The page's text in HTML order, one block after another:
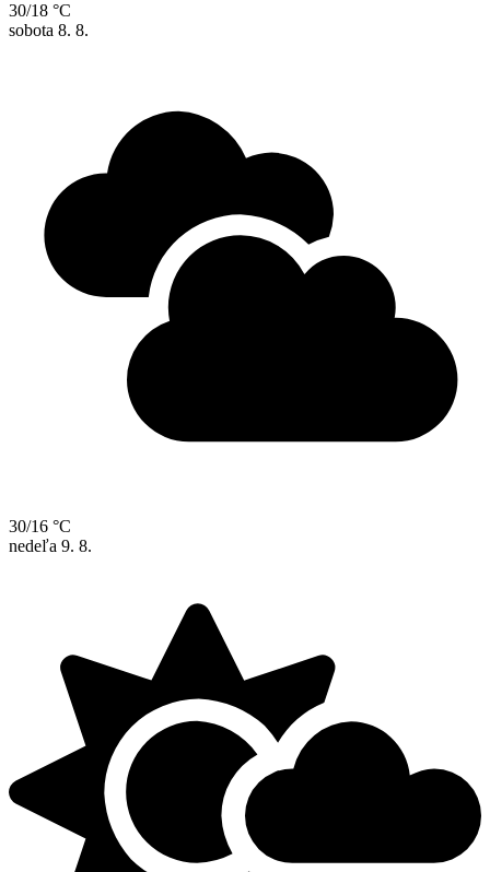
30/18 °C
sobota 8. 8.
30/16 °C
nedeľa 9. 8.